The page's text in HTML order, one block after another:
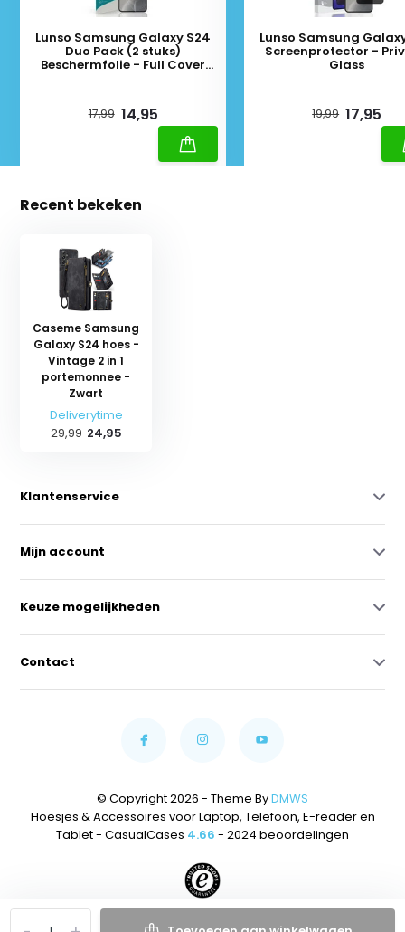
Lunso Samsung Galaxy S24
Duo Pack (2 stuks)
Beschermfolie - Full Cover
17,99 14,95
Lunso Samsung
Screenprotector -
Glass
19,99 17,95
Recent bekeken
Caseme Samsung
Galaxy S24 hoes -
Vintage 2 in 1
portemonnee -
Zwart
Deliverytime
29,99 24,95
Klantenservice
Mijn account
Keuze mogelijkheden
Contact
© Copyright 2026 - Theme ByDMWS
Hoesjes & Accessoires voor Laptop, Telefoon, E-reader en
Tablet - CasualCases 4.66 - 2024 beoordelingen